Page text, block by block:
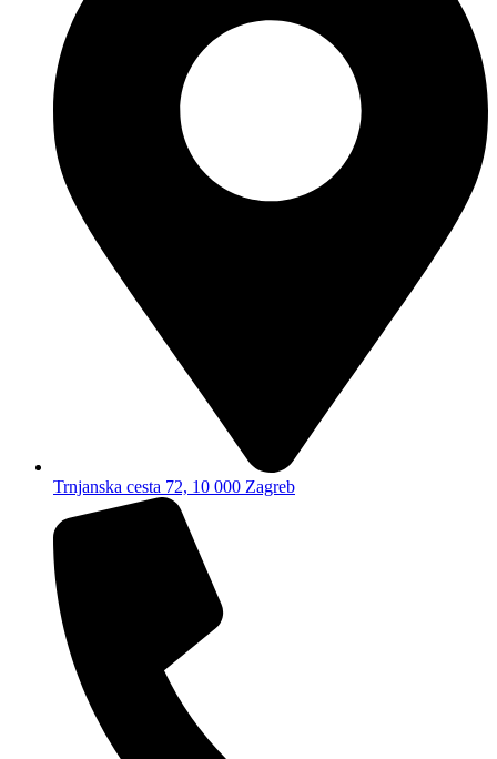
Trnjanska cesta 72, 10 000 Zagreb